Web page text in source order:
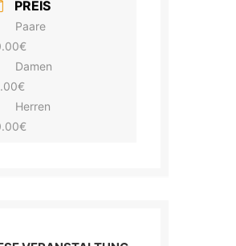
PREIS
Paare
Damen
Herren